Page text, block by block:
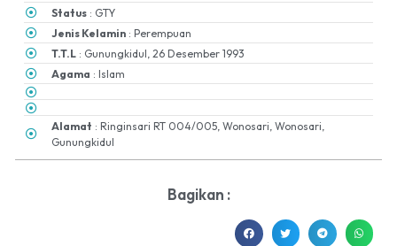
Status : GTY
Jenis Kelamin : Perempuan
T.T.L : Gunungkidul, 26 Desember 1993
Agama : Islam
Alamat : Ringinsari RT 004/005, Wonosari, Wonosari,
Gunungkidul
Bagikan :